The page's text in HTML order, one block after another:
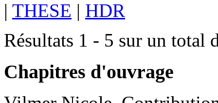
| THESE | HDR
Résultats 1 - 5 sur un total
Chapitres d'ouvrage